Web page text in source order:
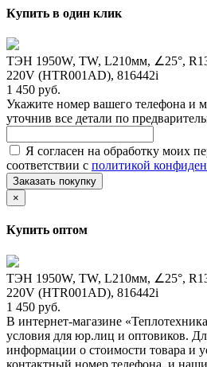
Купить в один клик
ТЭН 1950W, TW, L210мм, ∠25°,
220V (HTR001AD), 816442i
1 450 руб.
Укажите номер вашего телефона и
уточнив все детали по
Я согласен на обработку моих
соответствии с политикой
Заказать покупку
×
Купить оптом
ТЭН 1950W, TW, L210мм, ∠25°,
220V (HTR001AD), 816442i
1 450 руб.
В интернет-магазине
условия для юр.лиц и оптовиков.
информации о стоимости товара и
контактный номер телефона, и